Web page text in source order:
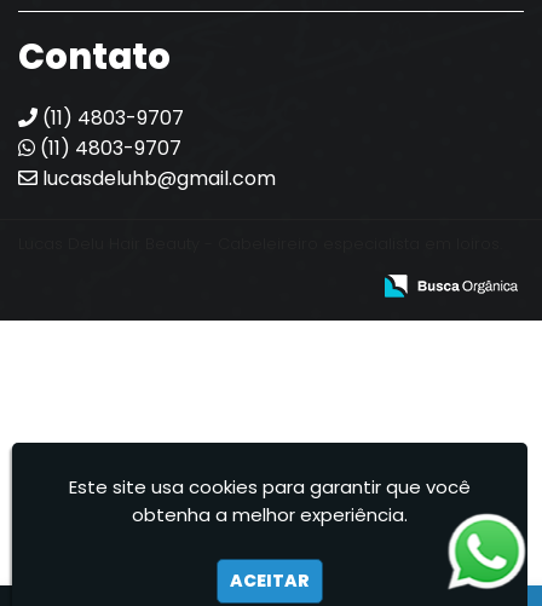
Contato
(11) 4803-9707
(11) 4803-9707
lucasdeluhb@gmail.com
Este site usa cookies para garantir que você
obtenha a melhor experiência.
ACEITAR